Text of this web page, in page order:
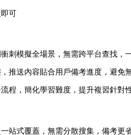
可
刺模擬全場景，無需跨平台查找，
推送內容貼合用戶備考進度，避免
程，簡化學習難度，提升複習針對
站式覆蓋，無需分散搜集，備考更